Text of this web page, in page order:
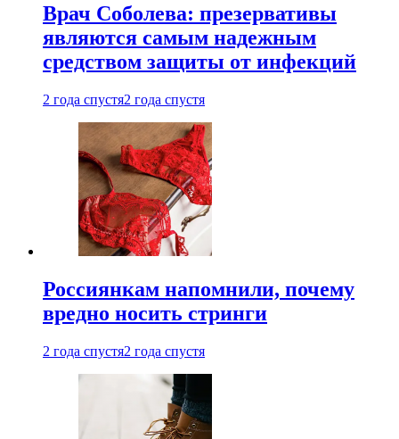
Врач Соболева: презервативы
являются самым надежным
средством защиты от инфекций
2 года спустя2 года спустя
Россиянкам напомнили, почему
вредно носить стринги
2 года спустя2 года спустя